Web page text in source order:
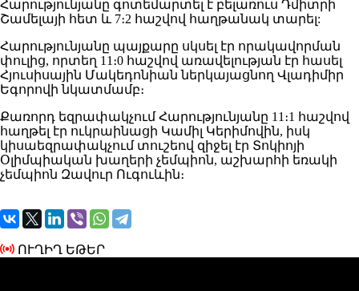
Հարությունյանը գոտեմարտել է բելառուս Դմիտրի
Շամելայի հետ և 7։2 հաշվով հաղթանակ տարել:
Հարությունյանը պայքարը սկսել էր որակավորման
փուլից, որտեղ 11։0 հաշվով առավելության էր հասել
Հյուսիսային Մակեդոնիան ներկայացնող Վլադիմիր
Եգորովի նկատմամբ։
Քառորդ եզրափակչում Հարությունյանը 11։1 հաշվով
հաղթել էր ուկրաինացի Կամիլ Կերիմովին, իսկ
կիսաեզրափակչում տուշեով զիջել էր Տոկիոյի
Օլիմպիական խաղերի չեմպիոն, աշխարհի եռակի
չեմպիոն Զավուր Ուգուևին։
ՈՒՂԻՂ ԵԹԵՐ